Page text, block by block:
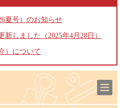
夏号）のお知らせ
しました（2025年4月28日）
）について